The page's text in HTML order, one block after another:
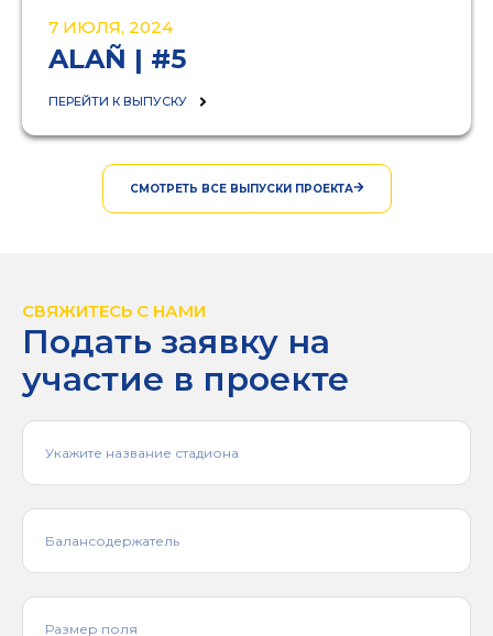
7 ИЮЛЯ, 2024
ALAÑ | #5
ПЕРЕЙТИ К ВЫПУСКУ
СМОТРЕТЬ ВСЕ ВЫПУСКИ ПРОЕКТА
СВЯЖИТЕСЬ С НАМИ
Подать заявку на
участие в проекте